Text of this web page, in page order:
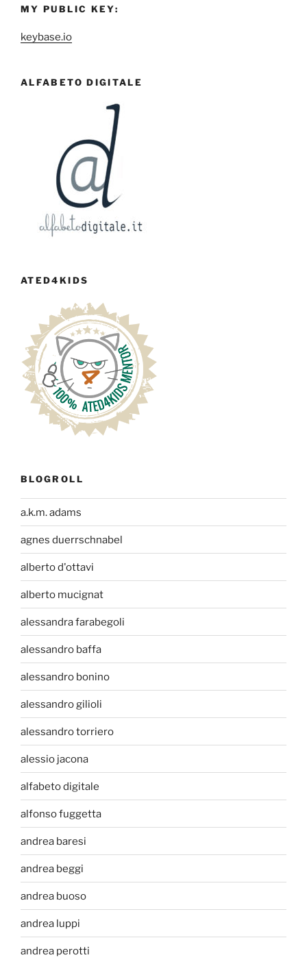
MY PUBLIC KEY:
keybase.io
ALFABETO DIGITALE
ATED4KIDS
BLOGROLL
a.k.m. adams
agnes duerrschnabel
alberto d'ottavi
alberto mucignat
alessandra farabegoli
alessandro baffa
alessandro bonino
alessandro gilioli
alessandro torriero
alessio jacona
alfabeto digitale
alfonso fuggetta
andrea baresi
andrea beggi
andrea buoso
andrea luppi
andrea perotti